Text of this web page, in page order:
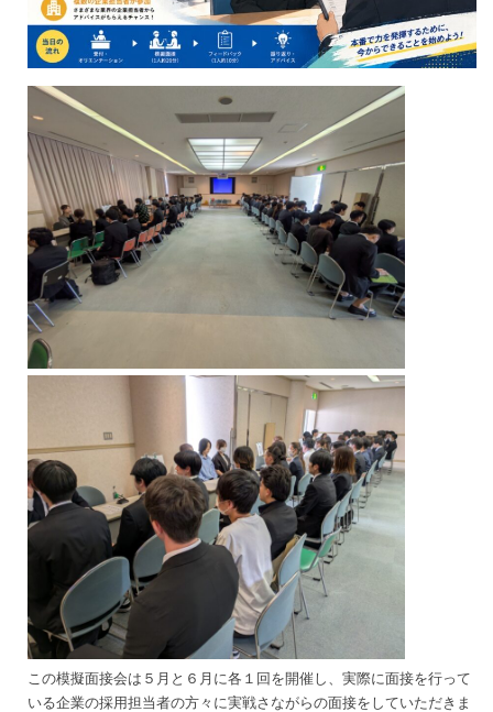
この模擬面接会は５月と６月に各１回を開催し、実際に面接を行って
いる企業の採用担当者の方々に実戦さながらの面接をしていただきま